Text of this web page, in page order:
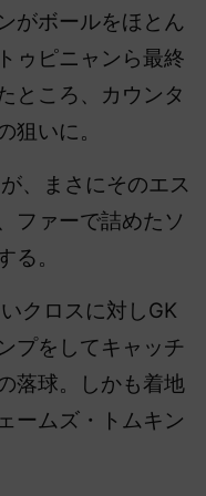
がボールをほとん
ゥピニャンら最終
ところ、カウンタ
狙いに。
、まさにそのエス
ファーで詰めたソ
る。
クロスに対しGK
プをしてキャッチ
落球。しかも着地
ームズ・トムキン